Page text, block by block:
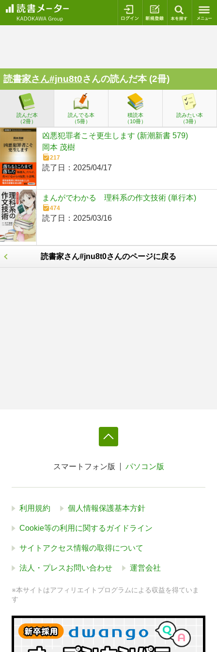
ログイン 新規登録
読書家さん#jnu8t0さんの読んだ本 (2冊)
読んだ本
（2冊）
読んでる本
（5冊）
積読本
（10冊）
読みたい本
（3冊）
凶悪犯罪者こそ更生します (新潮新書 579)
岡本 茂樹
217
読了日： 2025/04/17
まんがでわかる 理科系の作文技術 (単行本)
474
読了日： 2025/03/16
読書家さん#jnu8t0さんのページに戻る
スマートフォン版 パソコン版
利用規約 個人情報保護基本方針
Cookie等の利用に関するガイドライン
サイトアクセス情報の取得について
法人・プレスお問い合わせ 運営会社
※本サイトはアフィリエイトプログラムによる収益を得ていま
す